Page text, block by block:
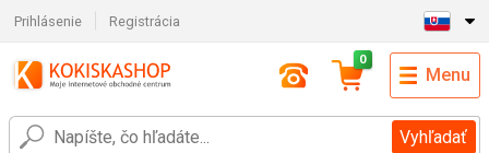
Prihlásenie Registrácia
Vyhľadať
0
Menu